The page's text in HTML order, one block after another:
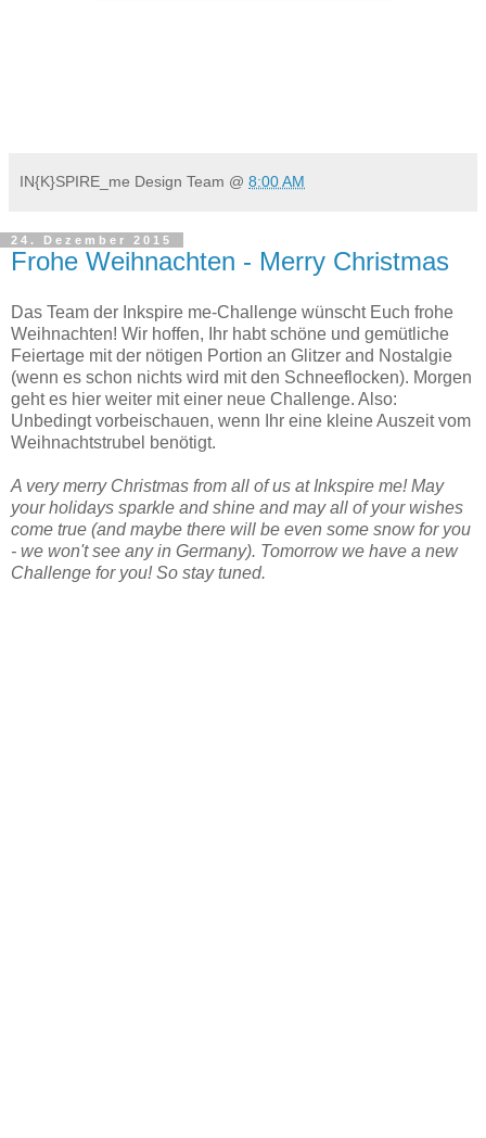
IN{K}SPIRE_me Design Team @ 8:00 AM
24. Dezember 2015
Frohe Weihnachten - Merry Christmas
Das Team der Inkspire me-Challenge wünscht Euch frohe
Weihnachten! Wir hoffen, Ihr habt schöne und gemütliche
Feiertage mit der nötigen Portion an Glitzer and Nostalgie
(wenn es schon nichts wird mit den Schneeflocken). Morgen
geht es hier weiter mit einer neue Challenge. Also:
Unbedingt vorbeischauen, wenn Ihr eine kleine Auszeit vom
Weihnachtstrubel benötigt.
A very merry Christmas from all of us at Inkspire me! May
your holidays sparkle and shine and may all of your wishes
come true (and maybe there will be even some snow for you
- we won't see any in Germany). Tomorrow we have a new
Challenge for you! So stay tuned.